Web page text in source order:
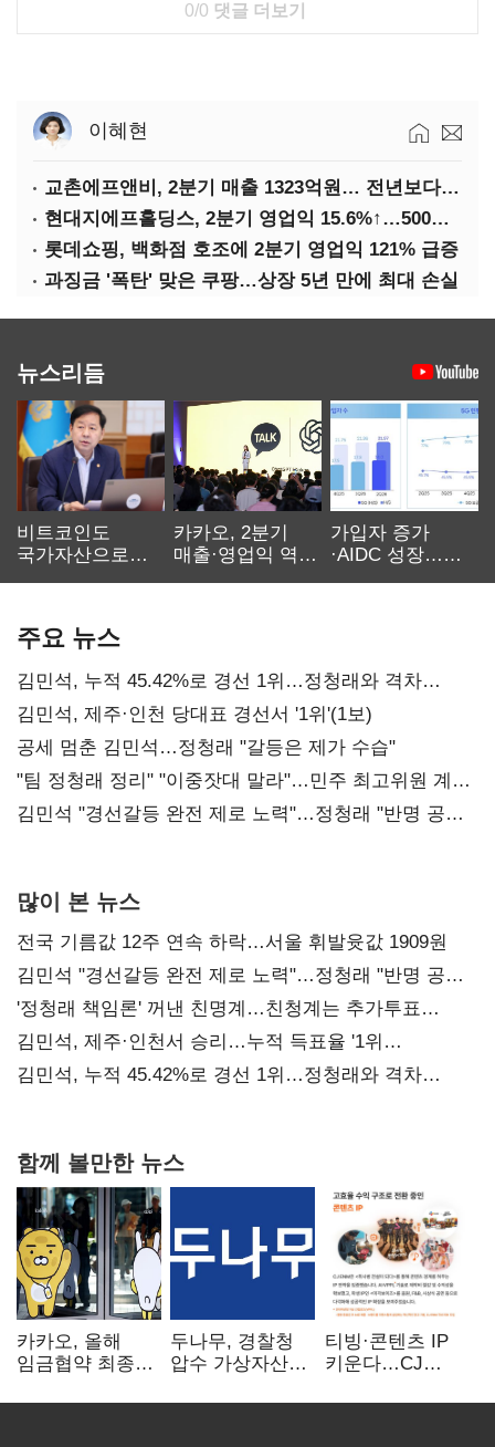
0/0 댓글 더보기
이혜현
교촌에프앤비, 2분기 매출 1323억원… 전년보다 4.9%↑
현대지에프홀딩스, 2분기 영업익 15.6%↑…500억 규모 자사주 매입
롯데쇼핑, 백화점 호조에 2분기 영업익 121% 급증
과징금 '폭탄' 맞은 쿠팡…상장 5년 만에 최대 손실
뉴스리듬
비트코인도
국가자산으로…'
카카오, 2분기
매출·영업익 역대
가입자 증가
·AIDC 성장…
주요 뉴스
김민석, 누적 45.42%로 경선 1위…정청래와 격차
0.86%p(2보)
김민석, 제주·인천 당대표 경선서 '1위'(1보)
공세 멈춘 김민석…정청래 "갈등은 제가 수습"
"팀 정청래 정리" "이중잣대 말라"…민주 최고위원 계파
다툼 격화
김민석 "경선갈등 완전 제로 노력"…정청래 "반명 공세
많이 본 뉴스
전국 기름값 12주 연속 하락…서울 휘발윳값 1909원
김민석 "경선갈등 완전 제로 노력"…정청래 "반명 공세
사과부터"
'정청래 책임론' 꺼낸 친명계…친청계는 추가투표
때리기
김민석, 제주·인천서 승리…누적 득표율 '1위
탈환'(종합)
김민석, 누적 45.42%로 경선 1위…정청래와 격차
함께 볼만한 뉴스
카카오, 올해
임금협약 최종
인상·격려금
두나무, 경찰청
압수 가상자산
커스터디 사업
티빙·콘텐츠 IP
키운다…CJ
글로벌 확장 가속